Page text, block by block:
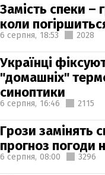
Замість спеки –
коли
6 серпня, 18:53 2028
Українці
"домашніх"
синоптики
6 серпня, 16:46 2115
Грози замінять
прогноз погоди
6 серпня, 08:00 3296